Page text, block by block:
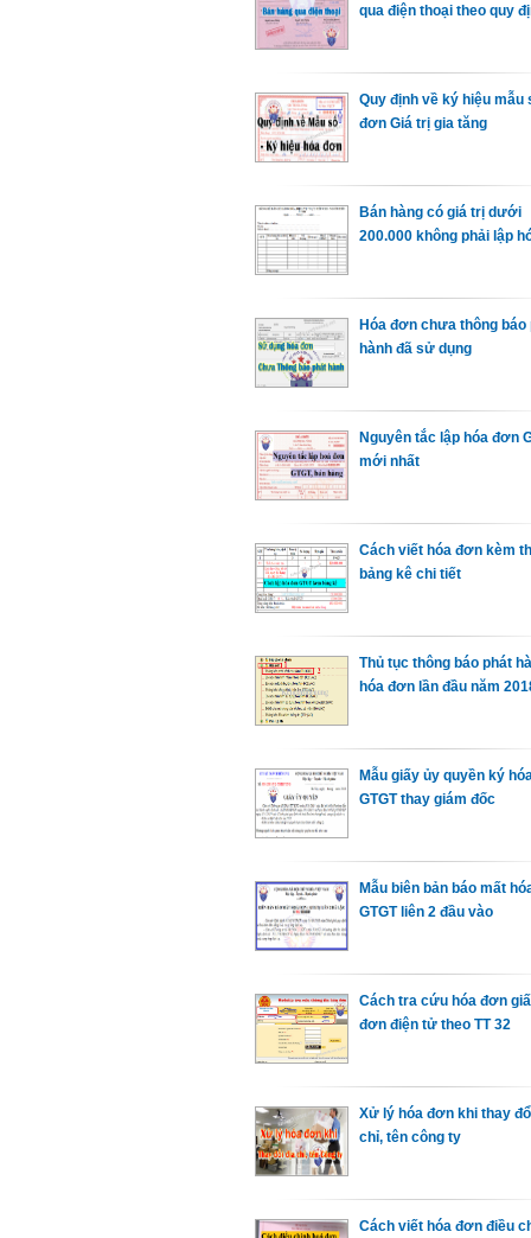
qua điện thoại theo quy
Quy định về ký hiệu mẫu
đơn Giá trị gia tăng
Bán hàng có giá trị dưới
200.000 không phải lập
Hóa đơn chưa thông báo
hành đã sử dụng
Nguyên tắc lập hóa đơn
mới nhất
Cách viết hóa đơn kèm
bảng kê chi tiết
Thủ tục thông báo phát
hóa đơn lần đầu năm
Mẫu giấy ủy quyền ký
GTGT thay giám đốc
Mẫu biên bản báo mất
GTGT liên 2 đầu vào
Cách tra cứu hóa đơn
đơn điện tử theo TT 32
Xử lý hóa đơn khi thay
chỉ, tên công ty
Cách viết hóa đơn điều